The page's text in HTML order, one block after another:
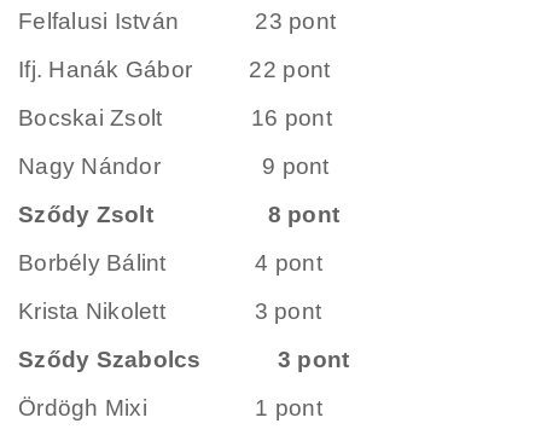
Felfalusi István 23 pont
Ifj. Hanák Gábor 22 pont
Bocskai Zsolt 16 pont
Nagy Nándor 9 pont
Sződy Zsolt 8 pont
Borbély Bálint 4 pont
Krista Nikolett 3 pont
Sződy Szabolcs 3 pont
Ördögh Mixi 1 pont